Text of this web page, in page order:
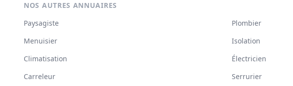
NOS AUTRES ANNUAIRES
Paysagiste
Plombier
Menuisier
Isolation
Climatisation
Électricien
Carreleur
Serrurier